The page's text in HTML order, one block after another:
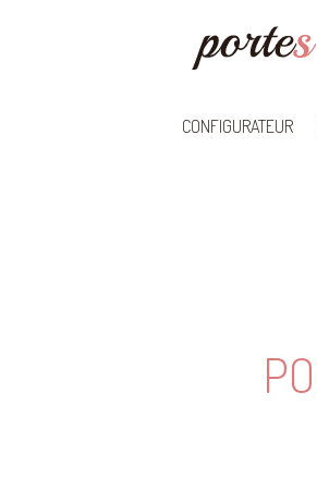
CONFIGURATEUR